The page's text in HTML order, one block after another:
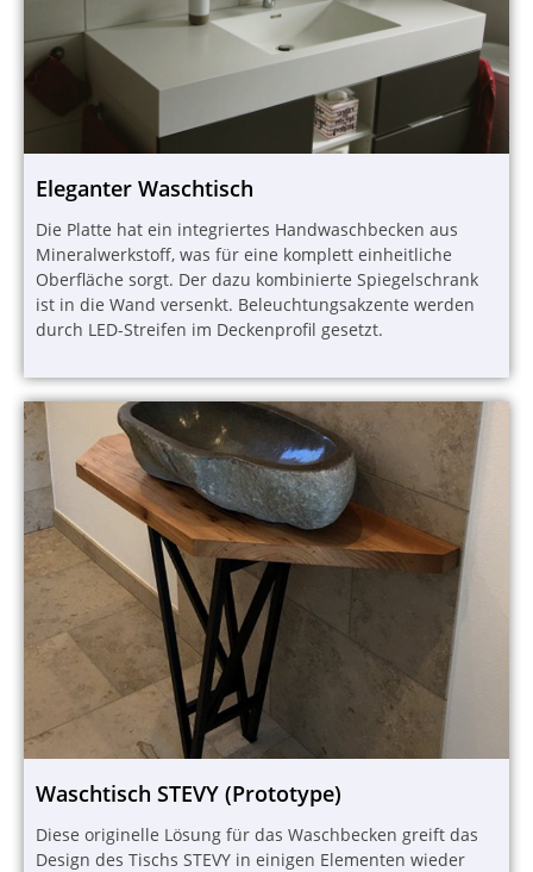
Eleganter Waschtisch
Die Platte hat ein integriertes Handwaschbecken aus
Mineralwerkstoff, was für eine komplett einheitliche
Oberfläche sorgt. Der dazu kombinierte Spiegelschrank
ist in die Wand versenkt. Beleuchtungsakzente werden
durch LED-Streifen im Deckenprofil gesetzt.
Waschtisch STEVY (Prototype)
Diese originelle Lösung für das Waschbecken greift das
Design des Tischs STEVY in einigen Elementen wieder